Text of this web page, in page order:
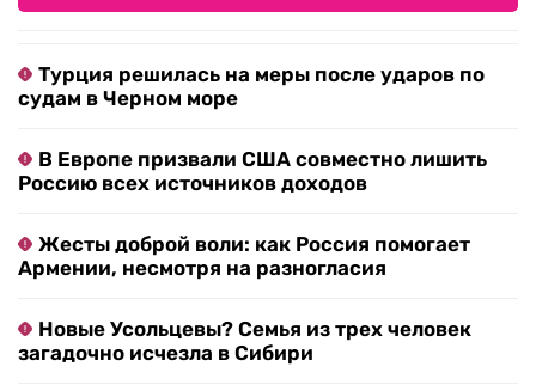
Турция решилась на меры после ударов по
судам в Черном море
В Европе призвали США совместно лишить
Россию всех источников доходов
Жесты доброй воли: как Россия помогает
Армении, несмотря на разногласия
Новые Усольцевы? Семья из трех человек
загадочно исчезла в Сибири